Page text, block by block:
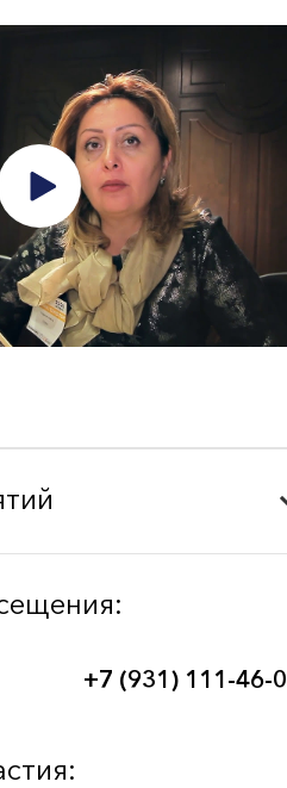
3-я Международная
+7 (931) 111-46-